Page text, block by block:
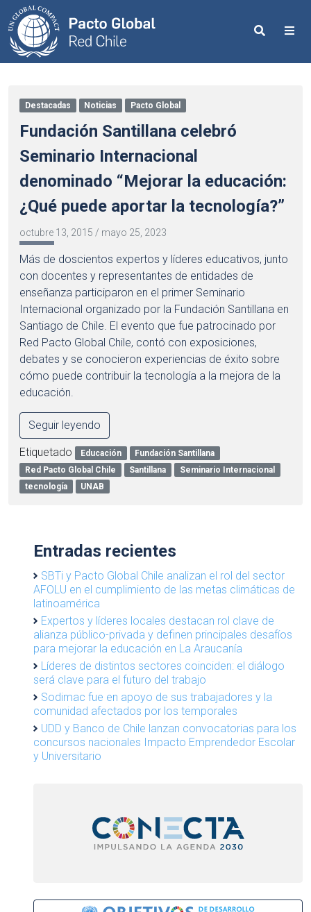
Search
Destacadas Noticias Pacto Global
Fundación Santillana celebró
Seminario Internacional
denominado “Mejorar la educación:
¿Qué puede aportar la tecnología?”
octubre 13, 2015 / mayo 25, 2023
Más de doscientos expertos y líderes educativos, junto
con docentes y representantes de entidades de
enseñanza participaron en el primer Seminario
Internacional organizado por la Fundación Santillana en
Santiago de Chile. El evento que fue patrocinado por
Red Pacto Global Chile, contó con exposiciones,
debates y se conocieron experiencias de éxito sobre
cómo puede contribuir la tecnología a la mejora de la
educación.
Seguir leyendo
Etiquetado Educación
Fundación Santillana
Red Pacto Global Chile
Santillana
Seminario Internacional
tecnología
UNAB
Entradas recientes
SBTi y Pacto Global Chile analizan el rol del sector
AFOLU en el cumplimiento de las metas climáticas de
latinoamérica
Expertos y líderes locales destacan rol clave de
alianza público-privada y definen principales desafíos
para mejorar la educación en La Araucanía
Líderes de distintos sectores coinciden: el diálogo
será clave para el futuro del trabajo
Sodimac fue en apoyo de sus trabajadores y la
comunidad afectados por los temporales
UDD y Banco de Chile lanzan convocatorias para los
concursos nacionales Impacto Emprendedor Escolar
y Universitario